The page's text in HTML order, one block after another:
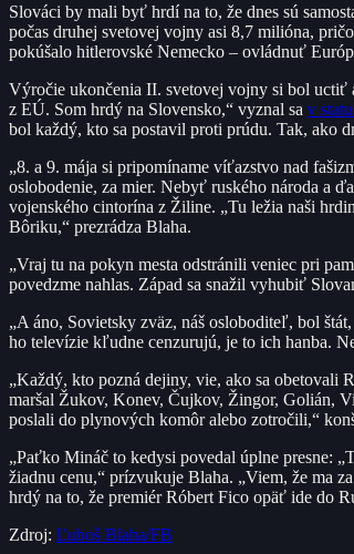
Slováci by mali byť hrdí na to, že dnes sú
počas druhej svetovej vojny asi 8,7 milióna,
pokúšalo hitlerovské Nemecko – ovládnuť
Výročie ukončenia II. svetovej vojny si bol uctiť
z EÚ. Som hrdý na Slovensko,“ vyznal sa v
bol každý, kto sa postavil proti prúdu. Tak, ako
„8. a 9. mája si pripomíname víťazstvo nad
oslobodenie, za mier. Nebyť ruského národa a
vojenského cintorína z Žiline. „Tu ležia naši
Bôriku,“ prezrádza Blaha.
„Vraj tu na pokyn mesta odstránili veniec pri
povedzme nahlas. Západ sa snažil vyhubiť
„A áno, Sovietsky zväz, náš osloboditeľ, bol
ho televízie kľudne cenzurujú, je to ich hanba.
„Každý, kto pozná dejiny, vie, ako sa obetovali
maršal Žukov, Konev, Čujkov, Žingor, Golián,
poslali do plynových komôr alebo zotročili,“
„Paťko Mináč to kedysi povedal úplne presne:
žiadnu cenu,“ prízvukuje Blaha. „Viem, že ma
hrdý na to, že premiér Róbert Fico opäť ide do
Zdroj: Ľuboš Blaha/FB